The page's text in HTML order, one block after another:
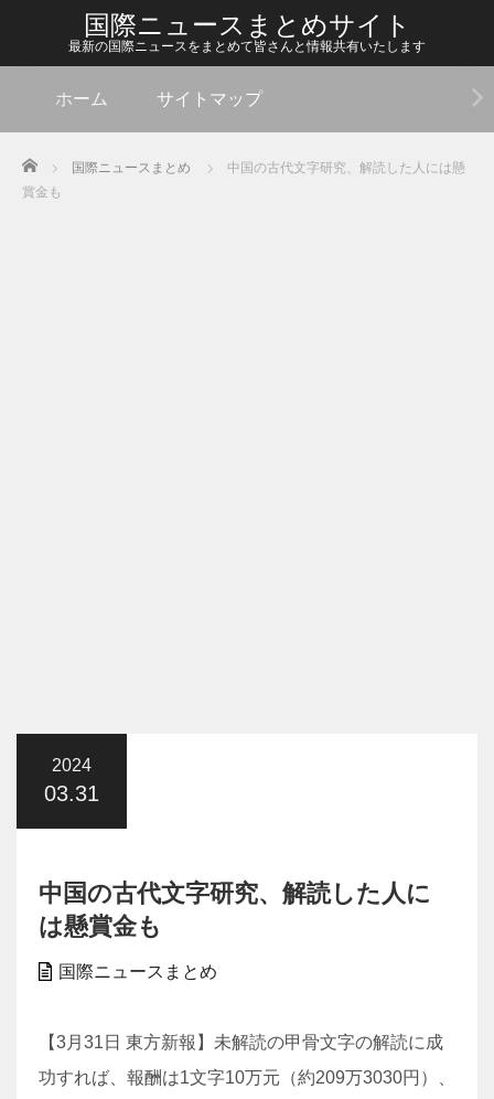
国際ニュースまとめサイト
最新の国際ニュースをまとめて皆さんと情報共有いたします
ホーム サイトマップ
Home 国際ニュースまとめ
中国の古代文字研究、解読した人には懸
賞金も
2024
03.31
中国の古代文字研究、解読した人に
は懸賞金も
国際ニュースまとめ
【3月31日 東方新報】未解読の甲骨文字の解読に成
功すれば、報酬は1文字10万元（約209万3030円）、